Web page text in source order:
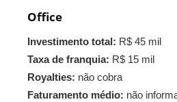
Office
Investimento total: R$ 45 mil
Taxa de franquia: R$ 15 mil
Royalties: não cobra
Faturamento médio: não